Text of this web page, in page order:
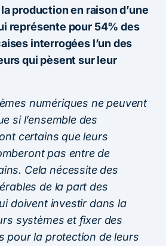
production en raison d’une
représente pour 54% des
interrogées l’un des
qui pèsent sur leur
numériques ne peuvent
si l’ensemble des
certains que leurs
pas entre de
Cela nécessite des
de la part des
doivent investir dans la
systèmes et fixer des
pour la protection de leurs